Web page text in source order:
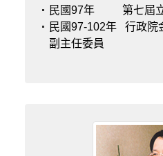
民國97年 第七屆
民國97-102年 行政院
副主任委員